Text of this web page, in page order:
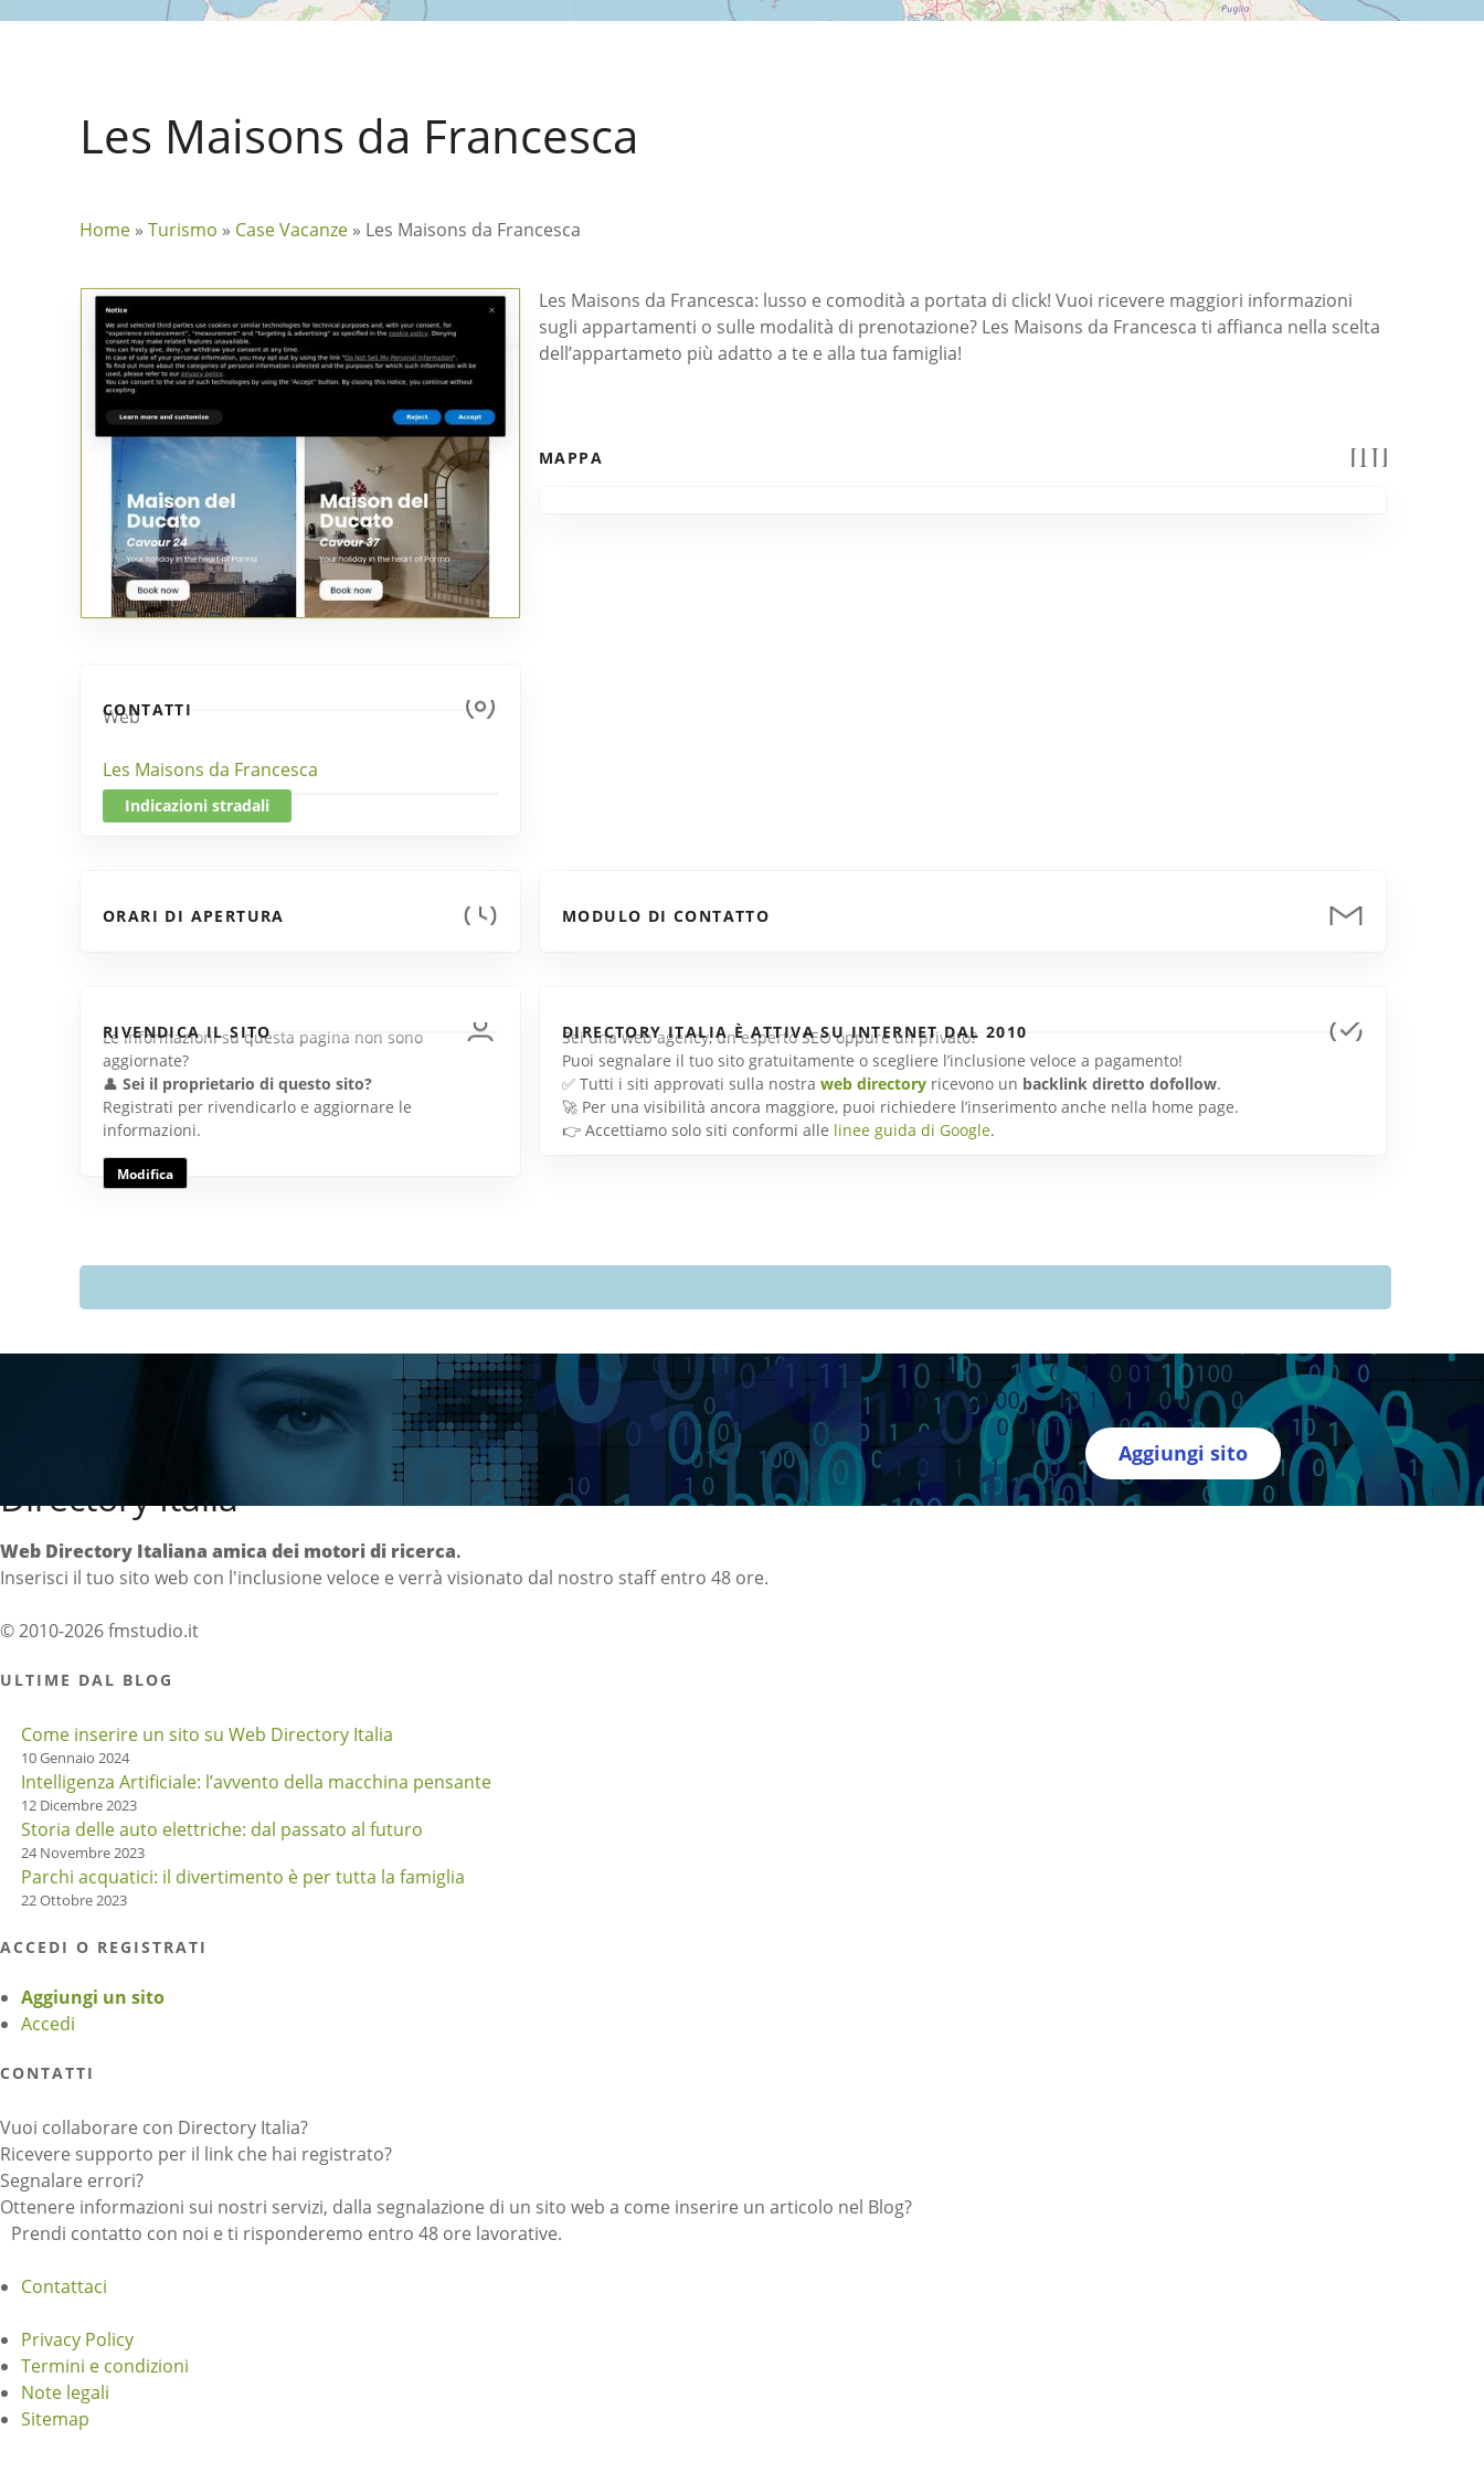
Les Maisons da Francesca
Home » Turismo » Case Vacanze » Les Maisons da Francesca
CONTATTI
Web
Les Maisons da Francesca
Indicazioni stradali
Les Maisons da Francesca: lusso e comodità a portata di click! Vuoi ricevere maggiori informazioni
sugli appartamenti o sulle modalità di prenotazione? Les Maisons da Francesca ti affianca nella scelta
dell’appartameto più adatto a te e alla tua famiglia!
MAPPA
ORARI DI APERTURA MODULO DI CONTATTO
RIVENDICA IL SITO
Le informazioni su questa pagina non sono
aggiornate?
👤 Sei il proprietario di questo sito?
Registrati per rivendicarlo e aggiornare le
informazioni.
Modifica
DIRECTORY ITALIA È ATTIVA SU INTERNET DAL 2010
Sei una web agency, un esperto SEO oppure un privato?
Puoi segnalare il tuo sito gratuitamente o scegliere l’inclusione veloce a pagamento!
✅ Tutti i siti approvati sulla nostra web directoryricevono un backlink diretto dofollow.
🚀 Per una visibilità ancora maggiore, puoi richiedere l’inserimento anche nella home page.
👉 Accettiamo solo siti conformi alle linee guida di Google.
Aggiungi sito
Directory Italia
Web Directory Italiana amica dei motori di ricerca.
Inserisci il tuo sito web con l'inclusione veloce e verrà visionato dal nostro staff entro 48 ore.
© 2010-2026 fmstudio.it
ULTIME DAL BLOG
Come inserire un sito su Web Directory Italia
10 Gennaio 2024
Intelligenza Artificiale: l’avvento della macchina pensante
12 Dicembre 2023
Storia delle auto elettriche: dal passato al futuro
24 Novembre 2023
Parchi acquatici: il divertimento è per tutta la famiglia
22 Ottobre 2023
ACCEDI O REGISTRATI
Aggiungi un sito
Accedi
CONTATTI
Vuoi collaborare con Directory Italia?
Ricevere supporto per il link che hai registrato?
Segnalare errori?
Ottenere informazioni sui nostri servizi, dalla segnalazione di un sito web a come inserire un articolo nel Blog?
Prendi contatto con noi e ti risponderemo entro 48 ore lavorative.
Contattaci
Privacy Policy
Termini e condizioni
Note legali
Sitemap